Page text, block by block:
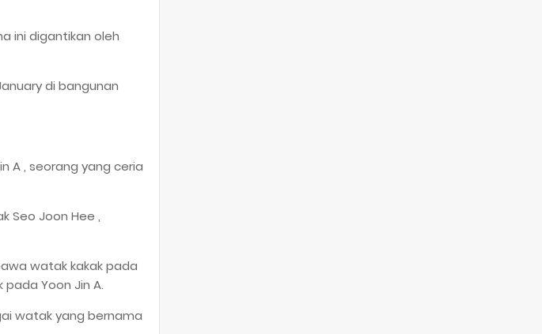
ini digantikan oleh
di bangunan
A , seorang yang ceria
Seo Joon Hee ,
watak kakak pada
Yoon Jin A.
watak yang bernama